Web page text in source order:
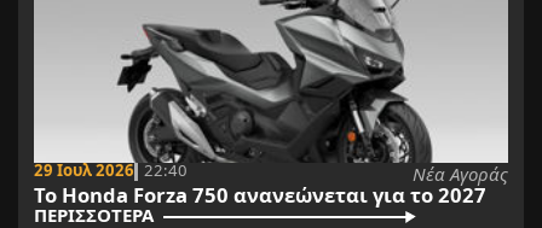
29 Ιουλ 2026 22:40 Νέα Αγοράς
Το Honda Forza 750 ανανεώνεται για το 2027
ΠΕΡΙΣΣΟΤΕΡΑ